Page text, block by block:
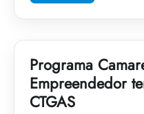
Programa
Empreendedor
CTGAS